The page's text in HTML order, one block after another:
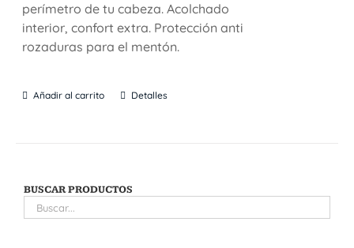
perímetro de tu cabeza. Acolchado
interior, confort extra. Protección anti
rozaduras para el mentón.
Añadir al carrito Detalles
BUSCAR PRODUCTOS